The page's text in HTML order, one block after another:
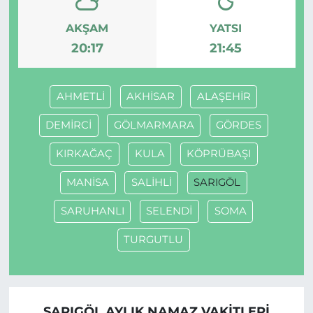
AKŞAM
20:17
YATSI
21:45
AHMETLİ AKHİSAR ALAŞEHİR
DEMİRCİ GÖLMARMARA GÖRDES
KIRKAĞAÇ KULA KÖPRÜBAŞI
MANİSA SALİHLİ SARIGÖL
SARUHANLI SELENDİ SOMA
TURGUTLU